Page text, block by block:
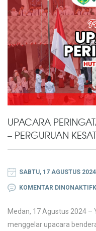
UPACARA
– PERGURUAN
SABTU, 17 AGUSTUS 2024
KOMENTAR
Medan, 17 Agustus 2024 –
menggelar upacara